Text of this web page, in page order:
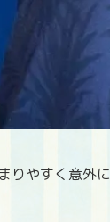
りやすく意外に